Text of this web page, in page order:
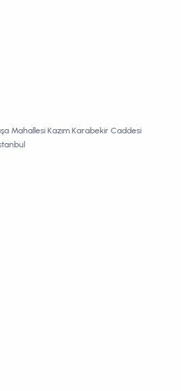
Mahallesi Kazım Karabekir Caddesi